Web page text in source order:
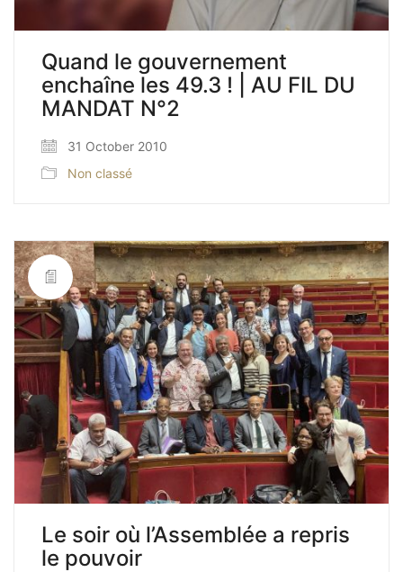
Quand le gouvernement
enchaîne les 49.3 ! | AU FIL DU
MANDAT N°2
31 October 2010
Non classé
Le soir où l’Assemblée a repris
le pouvoir